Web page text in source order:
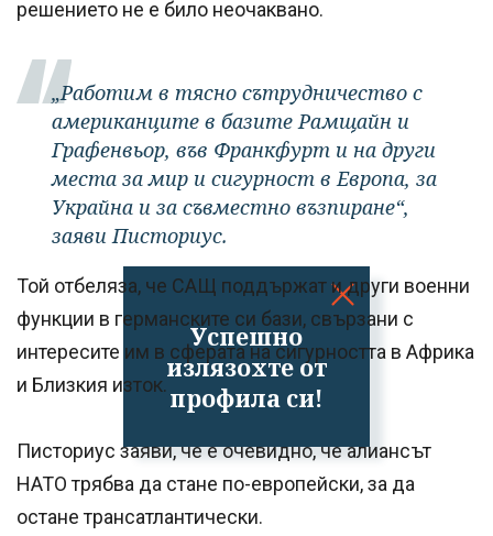
Успешно
излязохте от
профила си!
решението не е било неочаквано.
„Работим в тясно сътрудничество с
американците в базите Рамщайн и
Графенвьор, във Франкфурт и на други
места за мир и сигурност в Европа, за
Украйна и за съвместно възпиране“,
заяви Писториус.
Той отбеляза, че САЩ поддържат и други военни
функции в германските си бази, свързани с
интересите им в сферата на сигурността в Африка
и Близкия изток.
Писториус заяви, че е очевидно, че алиансът
НАТО трябва да стане по-европейски, за да
остане трансатлантически.